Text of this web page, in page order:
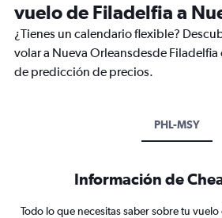
vuelo de Filadelfia a
¿Tienes un calendario flexible?
volar a Nueva Orleansdesde
de predicción de precios.
PHL-MSY
Información de
Todo lo que necesitas saber sobre tu vuelo